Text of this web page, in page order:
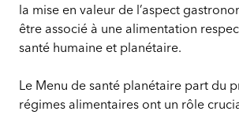
la mise en valeur de l’aspect
être associé à une alimentation
santé humaine et planétaire.
Le Menu de santé planétaire part du
régimes alimentaires ont un rôle